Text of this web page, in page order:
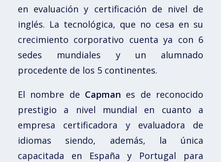
en evaluación y certificación de nivel de
inglés. La tecnológica, que no cesa en su
crecimiento corporativo cuenta ya con 6
sedes mundiales y un alumnado
procedente de los 5 continentes.
El nombre de Capman es de reconocido
prestigio a nivel mundial en cuanto a
empresa certificadora y evaluadora de
idiomas siendo, además, la única
capacitada en España y Portugal para